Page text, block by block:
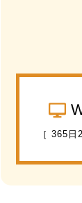
［ 365日